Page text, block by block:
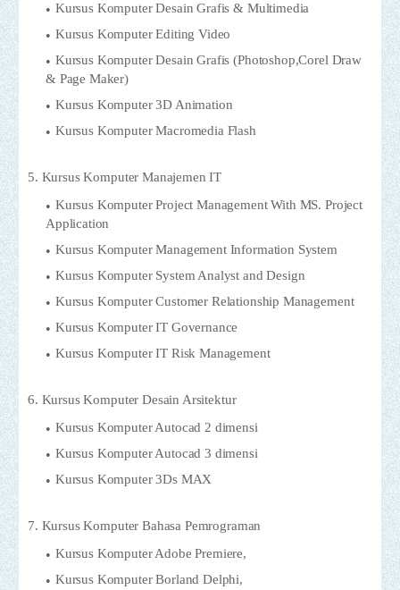
Kursus Komputer Desain Grafis & Multimedia
Kursus Komputer Editing Video
Kursus Komputer Desain Grafis (Photoshop,Corel Draw
& Page Maker)
Kursus Komputer 3D Animation
Kursus Komputer Macromedia Flash
5. Kursus Komputer Manajemen IT
Kursus Komputer Project Management With MS. Project
Application
Kursus Komputer Management Information System
Kursus Komputer System Analyst and Design
Kursus Komputer Customer Relationship Management
Kursus Komputer IT Governance
Kursus Komputer IT Risk Management
6. Kursus Komputer Desain Arsitektur
Kursus Komputer Autocad 2 dimensi
Kursus Komputer Autocad 3 dimensi
Kursus Komputer 3Ds MAX
7. Kursus Komputer Bahasa Pemrograman
Kursus Komputer Adobe Premiere,
Kursus Komputer Borland Delphi,